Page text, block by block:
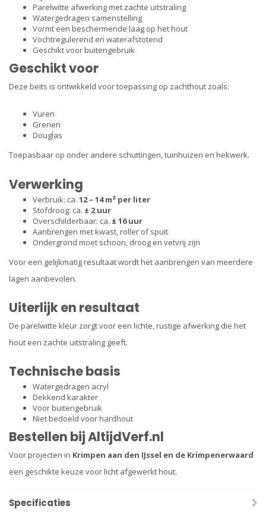
Parelwitte afwerking met zachte uitstraling
Watergedragen samenstelling
Vormt een beschermende laag op het hout
Vochtregulerend en waterafstotend
Geschikt voor buitengebruik
Geschikt voor
Deze beits is ontwikkeld voor toepassing op zachthout zoals:
Vuren
Grenen
Douglas
Toepasbaar op onder andere schuttingen, tuinhuizen en hekwerk.
Verwerking
Verbruik: ca. 12 – 14 m² per liter
Stofdroog: ca. ± 2 uur
Overschilderbaar: ca. ± 16 uur
Aanbrengen met kwast, roller of spuit
Ondergrond moet schoon, droog en vetvrij zijn
Voor een gelijkmatig resultaat wordt het aanbrengen van meerdere
lagen aanbevolen.
Uiterlijk en resultaat
De parelwitte kleur zorgt voor een lichte, rustige afwerking die het
hout een zachte uitstraling geeft.
Technische basis
Watergedragen acryl
Dekkend karakter
Voor buitengebruik
Niet bedoeld voor hardhout
Bestellen bij AltijdVerf.nl
Voor projecten in Krimpen aan den IJssel en de Krimpenerwaard
een geschikte keuze voor licht afgewerkt hout.
Specificaties